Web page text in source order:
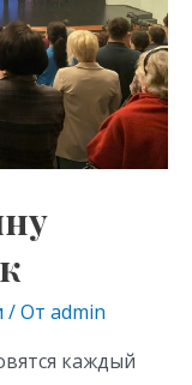
/ От admin
каждый